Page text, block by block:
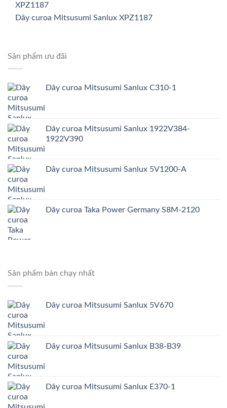
Dây curoa Mitsusumi Sanlux XPZ1187
Sản phẩm ưu đãi
Dây curoa Mitsusumi Sanlux C310-1
Dây curoa Mitsusumi Sanlux 1922V384-
1922V390
Dây curoa Mitsusumi Sanlux 5V1200-A
Dây curoa Taka Power Germany S8M-2120
Sản phẩm bán chạy nhất
Dây curoa Mitsusumi Sanlux 5V670
Dây curoa Mitsusumi Sanlux B38-B39
Dây curoa Mitsusumi Sanlux E370-1